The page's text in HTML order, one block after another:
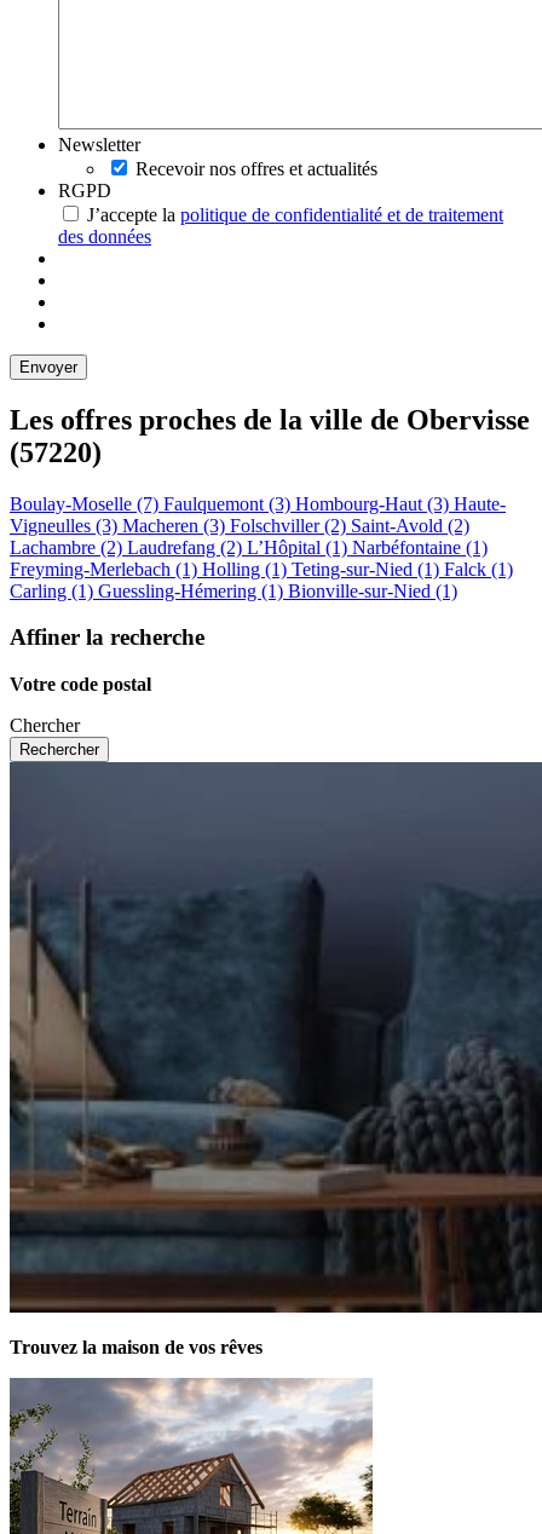
Newsletter
Recevoir nos offres et actualités
RGPD
J’accepte la politique de confidentialité et de traitement
des données
Les offres proches de la ville de Obervisse
(57220)
Boulay-Moselle (7) Faulquemont (3) Hombourg-Haut (3) Haute-
Vigneulles (3) Macheren (3) Folschviller (2) Saint-Avold (2)
Lachambre (2) Laudrefang (2) L’Hôpital (1) Narbéfontaine (1)
Freyming-Merlebach (1) Holling (1) Teting-sur-Nied (1) Falck (1)
Carling (1) Guessling-Hémering (1) Bionville-sur-Nied (1)
Affiner la recherche
Votre code postal
Chercher
Trouvez la maison de vos rêves